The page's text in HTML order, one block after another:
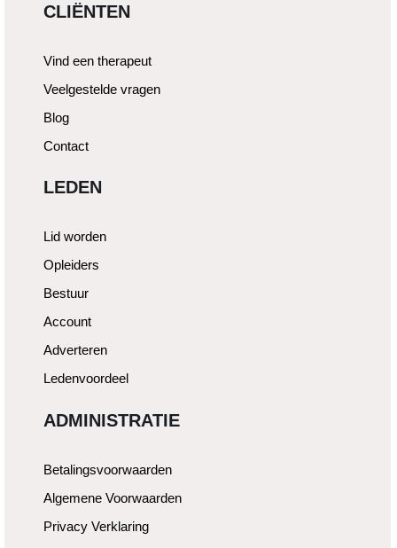
CLIËNTEN
Vind een therapeut
Veelgestelde vragen
Blog
Contact
LEDEN
Lid worden
Opleiders
Bestuur
Account
Adverteren
Ledenvoordeel
ADMINISTRATIE
Betalingsvoorwaarden
Algemene Voorwaarden
Privacy Verklaring